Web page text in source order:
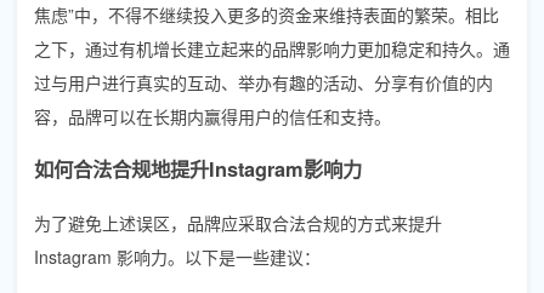
焦虑”中，不得不继续投入更多的资金来维持表面的繁荣。相比
之下，通过有机增长建立起来的品牌影响力更加稳定和持久。通
过与用户进行真实的互动、举办有趣的活动、分享有价值的内
容，品牌可以在长期内赢得用户的信任和支持。
如何合法合规地提升Instagram影响力
为了避免上述误区，品牌应采取合法合规的方式来提升
Instagram 影响力。以下是一些建议：